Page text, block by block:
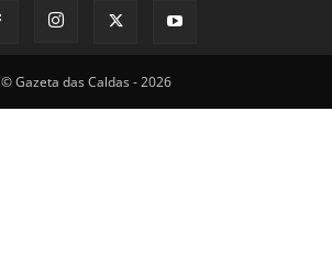
© Gazeta das Caldas - 2026